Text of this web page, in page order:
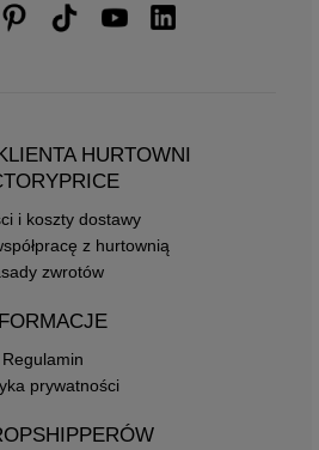
HURTOWNI
i koszty dostawy
z hurtownią
zwrotów
Regulamin
prywatności